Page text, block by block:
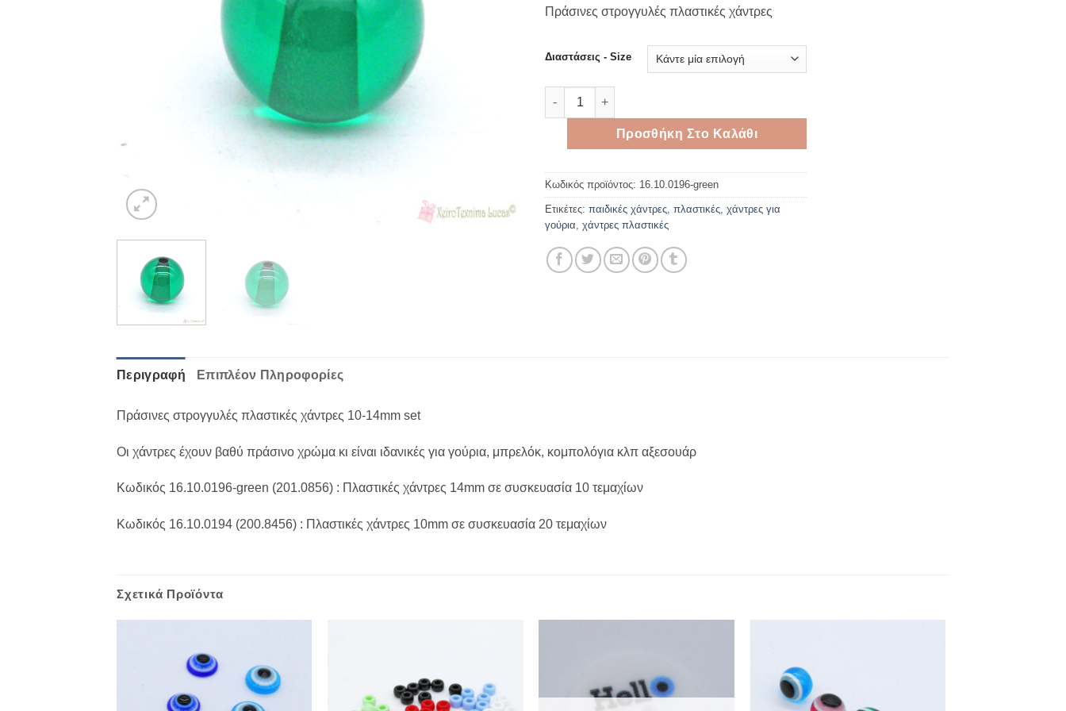
1,50 €
2,00 €
Πράσινες στρογγυλές πλαστικές χάντρες
Διαστάσεις - Size
Πράσινες στρογγυλές πλαστικές χάντρες 10-14mm set ποσότητα
Προσθήκη Στο Καλάθι
Κωδικός προϊόντος: 16.10.0196-green
Ετικέτες: παιδικές χάντρες πλαστικές χάντρες για
γούρια χάντρες πλαστικές
Περιγραφή Επιπλέον Πληροφορίες
Πράσινες στρογγυλές πλαστικές χάντρες 10-14mm set
Οι χάντρες έχουν βαθύ πράσινο χρώμα κι είναι ιδανικές για γούρια, μπρελόκ, κομπολόγια κλπ αξεσουάρ
Κωδικός 16.10.0196-green (201.0856) : Πλαστικές χάντρες 14mm σε συσκευασία 10 τεμαχίων
Κωδικός 16.10.0194 (200.8456) : Πλαστικές χάντρες 10mm σε συσκευασία 20 τεμαχίων
Σχετικά Προϊόντα